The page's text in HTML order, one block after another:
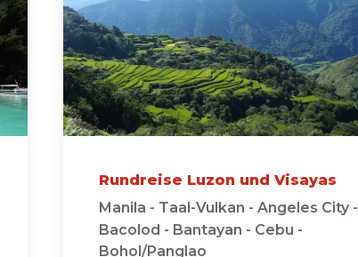
Rundreise Luzon und Visayas
Manila - Taal-Vulkan - Angeles City -
Bacolod - Bantayan - Cebu -
Bohol/Panglao